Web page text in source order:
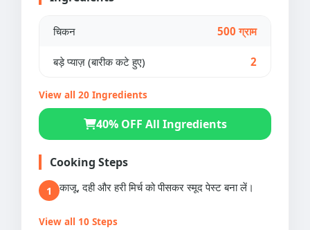
चिकन 500 ग्राम
बड़े प्याज़ (बारीक कटे हुए) 2
View all 20 Ingredients
40% OFF All Ingredients
Cooking Steps
1 काजू, दही और हरी मिर्च को पीसकर स्मूद पेस्ट बना लें।
View all 10 Steps